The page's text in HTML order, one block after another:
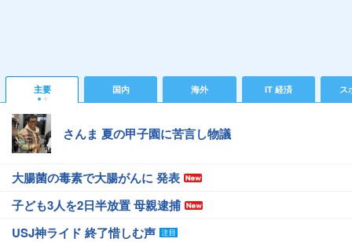
主要 国内 海外 IT 経済 ス
さんま 夏の甲子園に苦言し物議
大腸菌の毒素で大腸がんに 発表
子ども3人を2日半放置 母親逮捕
USJ神ライド 終了惜しむ声